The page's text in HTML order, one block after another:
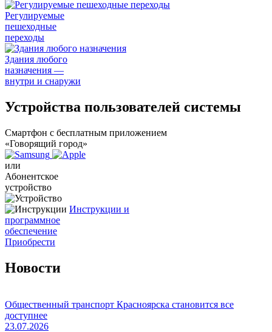
Регулируемые
пешеходные
переходы
Здания любого
назначения —
внутри и снаружи
Устройства пользователей системы
Смартфон с бесплатным приложением
«Говорящий город»
или
Абонентское
устройство
Инструкции и
программное
обеспечение
Приобрести
Новости
Общественный транспорт Красноярска становится все
доступнее
23.07.2026